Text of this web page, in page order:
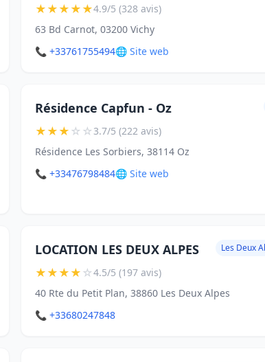
★★★★★4.9/5 (328 avis)
63 Bd Carnot, 03200 Vichy
📞 +33761755494🌐 Site web
Résidence Capfun - Oz
★★★☆☆3.7/5 (222 avis)
Résidence Les Sorbiers, 38114 Oz
📞 +33476798484🌐 Site web
LOCATION LES DEUX ALPES Les Deux
★★★★☆4.5/5 (197 avis)
40 Rte du Petit Plan, 38860 Les Deux Alpes
📞 +33680247848